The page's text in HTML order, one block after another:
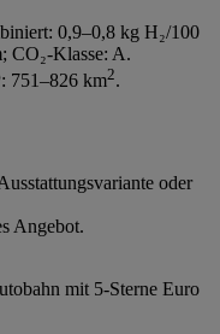
0,9–0,8 kg H₂/100
CO₂-Klasse: A.
751–826 km2.
oder
Angebot.